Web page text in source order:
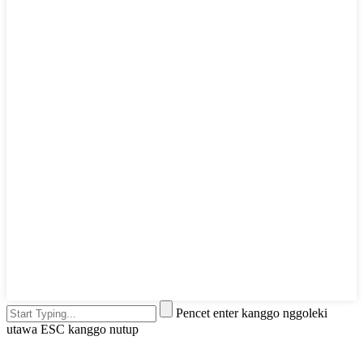
Pencet enter kanggo nggoleki
utawa ESC kanggo nutup